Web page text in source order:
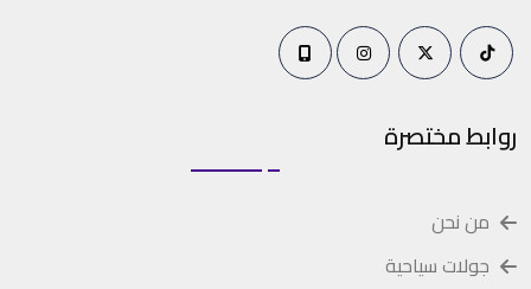
روابط مختصرة
من نحن
جولات سياحية